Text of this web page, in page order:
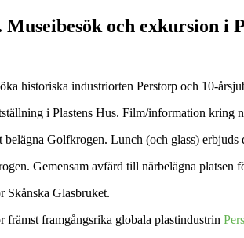
och exkursion i
historiska industriorten Perstorp och 10-
i Plastens Hus. Film/information kring
Golfkrogen. Lunch (och glass) erbjuds
Gemensam avfärd till närbelägna platsen
Skånska Glasbruket.
främst framgångsrika globala plastindustrin